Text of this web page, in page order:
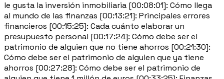
le gusta la inversión inmobiliaria [00:08:01]: Cómo llega
al mundo de las finanzas [00:13:21]: Principales errores
financieros [00:15:25]: Cada cuánto elaborar un
presupuesto personal [00:17:24]: Cómo debe ser el
patrimonio de alguien que no tiene ahorros [00:21:30]:
Cómo debe ser el patrimonio de alguien que ya tiene
ahorros [00:27:28]: Cómo debe ser el patrimonio de